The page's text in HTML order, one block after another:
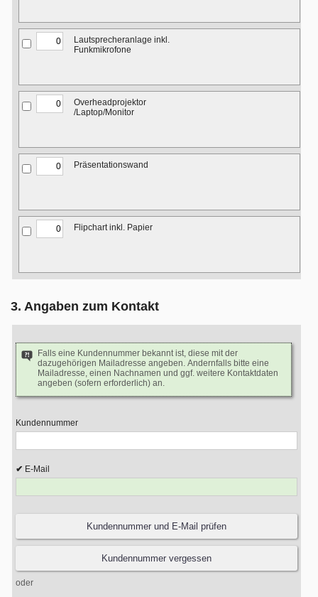
Lautsprecheranlage inkl.
Funkmikrofone
Overheadprojektor
/Laptop/Monitor
Präsentationswand
Flipchart inkl. Papier
3. Angaben zum Kontakt
Falls eine Kundennummer bekannt ist, diese mit der
dazugehörigen Mailadresse angeben. Andernfalls bitte eine
Mailadresse, einen Nachnamen und ggf. weitere Kontaktdaten
angeben (sofern erforderlich) an.
Kundennummer
E-Mail
oder